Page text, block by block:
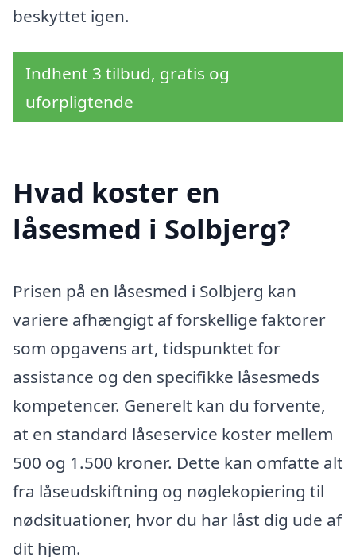
beskyttet igen.
Indhent 3 tilbud, gratis og
uforpligtende
Hvad koster en
låsesmed i Solbjerg?
Prisen på en låsesmed i Solbjerg kan
variere afhængigt af forskellige faktorer
som opgavens art, tidspunktet for
assistance og den specifikke låsesmeds
kompetencer. Generelt kan du forvente,
at en standard låseservice koster mellem
500 og 1.500 kroner. Dette kan omfatte alt
fra låseudskiftning og nøglekopiering til
nødsituationer, hvor du har låst dig ude af
dit hjem.